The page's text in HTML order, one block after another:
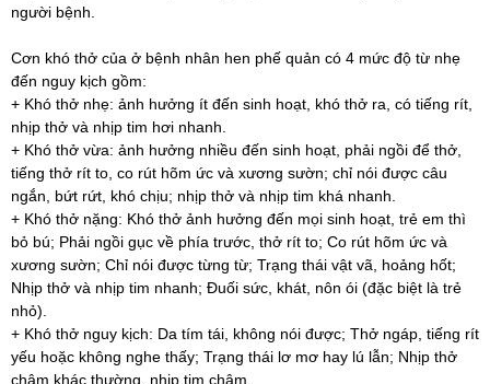
người bệnh.
Cơn khó thở của ở bệnh nhân hen phế quản có 4 mức độ từ nhẹ
đến nguy kịch gồm:
+ Khó thở nhẹ: ảnh hưởng ít đến sinh hoạt, khó thở ra, có tiếng rít,
nhịp thở và nhịp tim hơi nhanh.
+ Khó thở vừa: ảnh hưởng nhiều đến sinh hoạt, phải ngồi để thở,
tiếng thở rít to, co rút hõm ức và xương sườn; chỉ nói được câu
ngắn, bứt rứt, khó chịu; nhịp thở và nhịp tim khá nhanh.
+ Khó thở nặng: Khó thở ảnh hưởng đến mọi sinh hoạt, trẻ em thì
bỏ bú; Phải ngồi gục về phía trước, thở rít to; Co rút hõm ức và
xương sườn; Chỉ nói được từng từ; Trạng thái vật vã, hoảng hốt;
Nhịp thở và nhịp tim nhanh; Đuối sức, khát, nôn ói (đặc biệt là trẻ
nhỏ).
+ Khó thở nguy kịch: Da tím tái, không nói được; Thở ngáp, tiếng rít
yếu hoặc không nghe thấy; Trạng thái lơ mơ hay lú lẫn; Nhịp thở
chậm khác thường, nhịp tim chậm.